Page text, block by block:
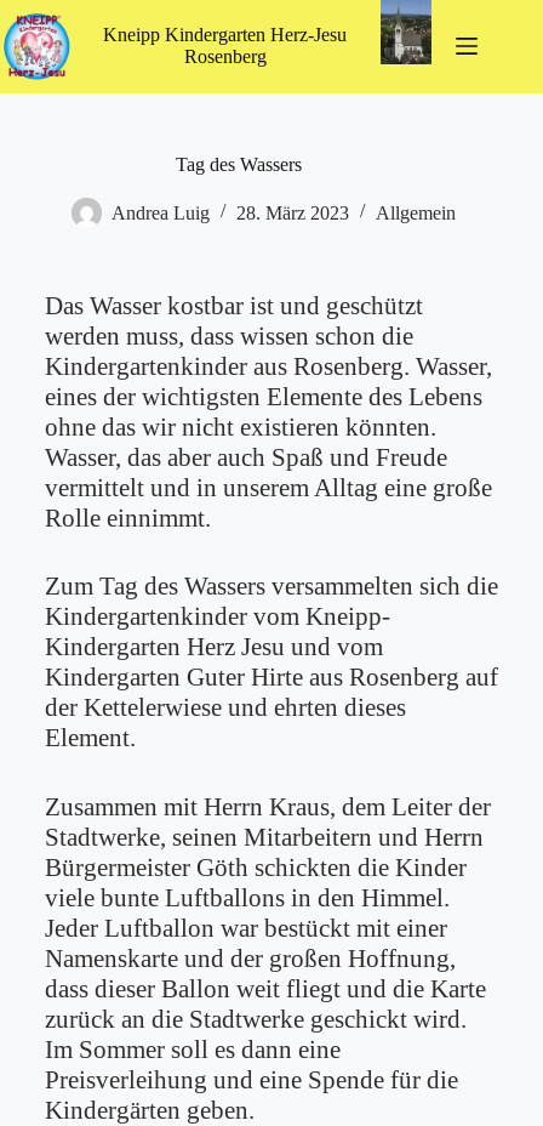
Kneipp Kindergarten Herz-Jesu
Rosenberg
Tag des Wassers
Andrea Luig 28. März 2023 Allgemein
Das Wasser kostbar ist und geschützt
werden muss, dass wissen schon die
Kindergartenkinder aus Rosenberg. Wasser,
eines der wichtigsten Elemente des Lebens
ohne das wir nicht existieren könnten.
Wasser, das aber auch Spaß und Freude
vermittelt und in unserem Alltag eine große
Rolle einnimmt.
Zum Tag des Wassers versammelten sich die
Kindergartenkinder vom Kneipp-
Kindergarten Herz Jesu und vom
Kindergarten Guter Hirte aus Rosenberg auf
der Kettelerwiese und ehrten dieses
Element.
Zusammen mit Herrn Kraus, dem Leiter der
Stadtwerke, seinen Mitarbeitern und Herrn
Bürgermeister Göth schickten die Kinder
viele bunte Luftballons in den Himmel.
Jeder Luftballon war bestückt mit einer
Namenskarte und der großen Hoffnung,
dass dieser Ballon weit fliegt und die Karte
zurück an die Stadtwerke geschickt wird.
Im Sommer soll es dann eine
Preisverleihung und eine Spende für die
Kindergärten geben.